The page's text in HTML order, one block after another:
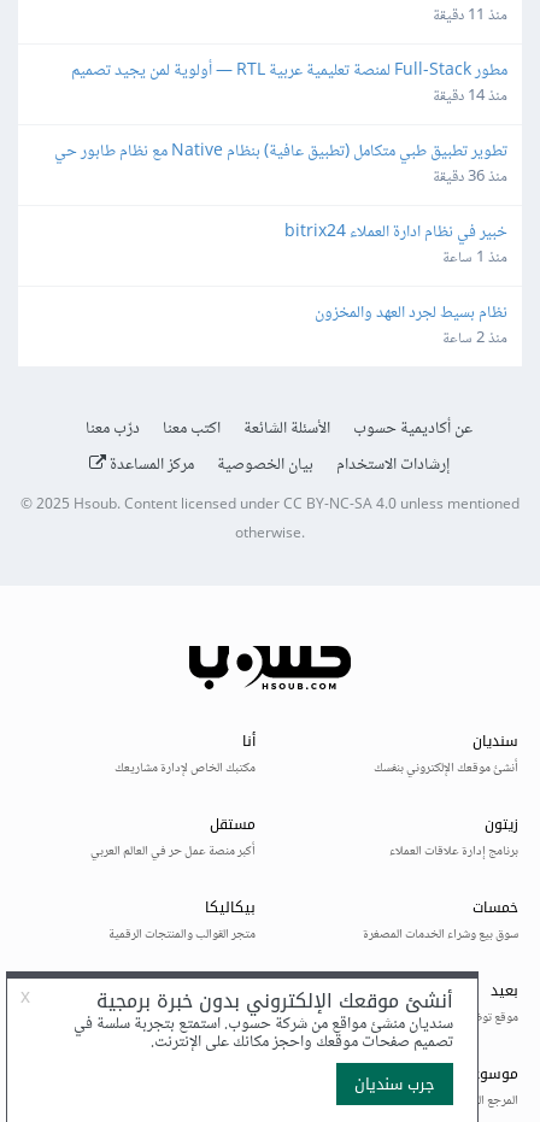
React
منذ 11 دقيقة
المناهج وإنتاج الوسائط
منذ 14 دقيقة
وبوابات دفع عراقية
منذ 36 دقيقة
خبير في نظام ادارة العملاء bitrix24
منذ 1 ساعة
نظام بسيط لجرد العهد والمخزون
منذ 2 ساعة
عن أكاديمية حسوب الأسئلة الشائعة اكتب معنا
درّب معنا
إرشادات الاستخدام
بيان الخصوصية مركز المساعدة
© 2025 Hsoub.Content licensed underCC BY-NC-SA 4.0unless mentioned
otherwise.